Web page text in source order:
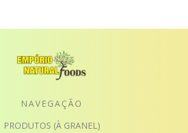
NAVEGAÇÃO
PRODUTOS (À GRANEL)